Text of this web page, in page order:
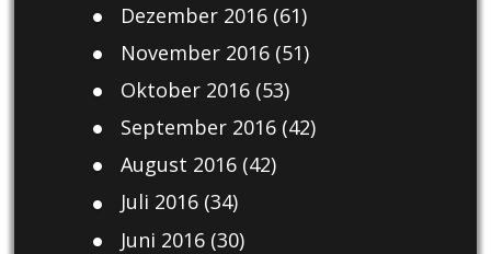
Dezember 2016(61)
November 2016(51)
Oktober 2016(53)
September 2016(42)
August 2016(42)
Juli 2016(34)
Juni 2016(30)